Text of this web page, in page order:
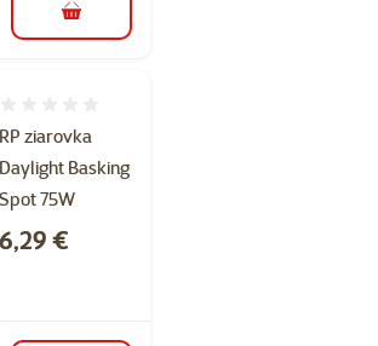
do košíka
RP ziarovka
Daylight Basking
Spot 75W
Cena
6,29 €